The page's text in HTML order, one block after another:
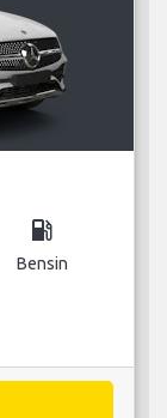
local_gas_station
Bensin